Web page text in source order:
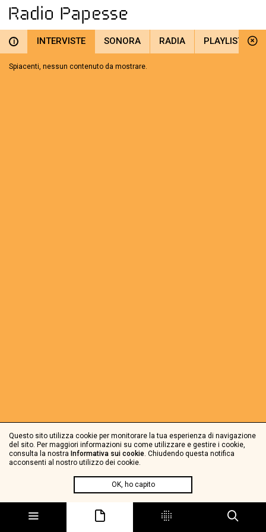
i INTERVISTE SONORA RADIA PLAYLIST
Spiacenti, nessun contenuto da mostrare.
Questo sito utilizza cookie per monitorare la tua esperienza di navigazione
del sito. Per maggiori informazioni su come utilizzare e gestire i cookie,
consulta la nostra Informativa sui cookie. Chiudendo questa notifica
acconsenti al nostro utilizzo dei cookie.
OK, ho capito